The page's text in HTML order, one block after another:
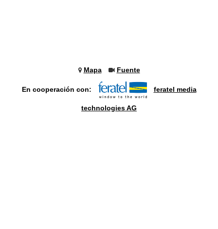
Mapa Fuente
En cooperación con: feratel media
technologies AG